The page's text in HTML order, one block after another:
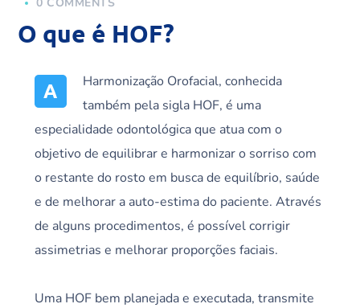
O que é HOF?
A
Harmonização Orofacial, conhecida
também pela sigla HOF, é uma
especialidade odontológica que atua com o
objetivo de equilibrar e harmonizar o sorriso com
o restante do rosto em busca de equilíbrio, saúde
e de melhorar a auto-estima do paciente. Através
de alguns procedimentos, é possível corrigir
assimetrias e melhorar proporções faciais.
Uma HOF bem planejada e executada, transmite